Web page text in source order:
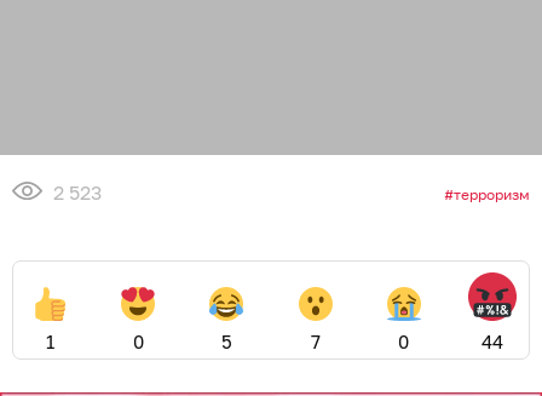
2 523 терроризм
1 0 5 7 0 44